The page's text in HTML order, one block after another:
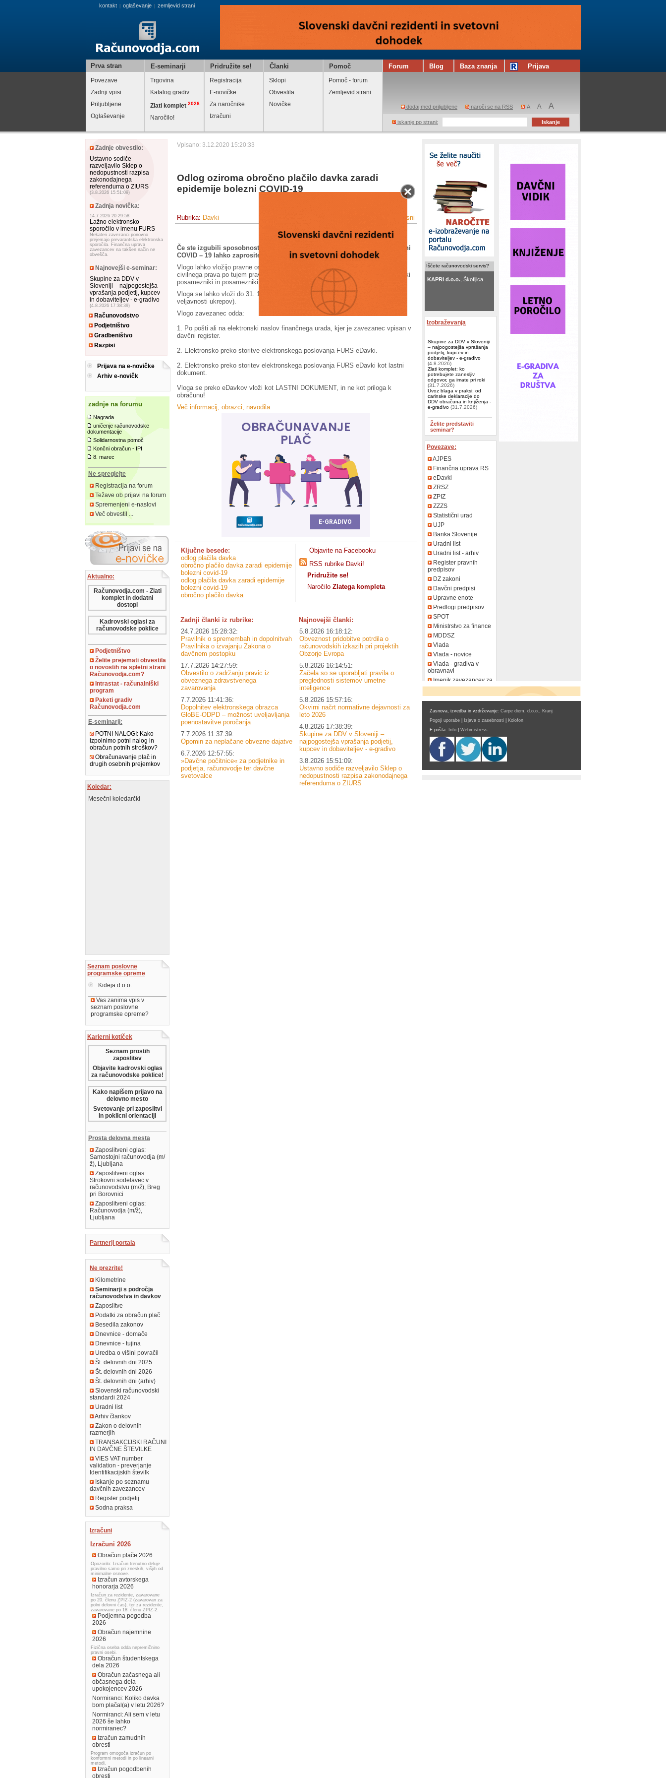
kontakt oglaševanje zemljevid strani
Prva stran E-seminarji Pridružite se! Članki Pomoč Forum Blog Baza znanja Prijava
Povezave
Zadnji vpisi
Priljubljene
Oglaševanje
Trgovina
Katalog gradiv
Zlati komplet 2026
Naročilo!
Registracija
E-novičke
Za naročnike
Izračuni
Sklopi
Obvestila
Novičke
Pomoč - forum
Zemljevid strani
dodaj med priljubljene naroči se na RSS A A A
iskanje po strani:
Zadnje obvestilo:
Ustavno sodiče
razveljavilo Sklep o
nedopustnosti razpisa
zakonodajnega
referenduma o ZIURS
(3.8.2026 15:51:09)
Zadnja novička:
14.7.2026 20:29:58
Lažno elektronsko
sporočilo v imenu FURS
Nekateri zavezanci ponovno
prejemajo prevarantska elektronska
sporočila. Finančna uprava
zavezancev na takšen način ne
obvešča.
Najnovejši e-seminar:
Skupine za DDV v
Sloveniji – najpogostejša
vprašanja podjetij, kupcev
in dobaviteljev - e-gradivo
(4.8.2026 17:38:39)
Računovodstvo
Podjetništvo
Gradbeništvo
Razpisi
Prijava na e-novičke
Arhiv e-novičk
zadnje na forumu
Nagrada
uničenje računovodske
dokumentacije
Solidarnostna pomoč
Končni obračun - IPI
8. marec
Ne spreglejte
Registracija na forum
Težave ob prijavi na forum
Spremenjeni e-naslovi
Več obvestil ...
Aktualno:
Računovodja.com - Zlati
komplet in dodatni
dostopi
Kadrovski oglasi za
računovodske poklice
Podjetništvo
Želite prejemati obvestila
o novostih na spletni strani
Računovodja.com?
Intrastat - računalniški
program
Paketi gradiv
Računovodja.com
E-seminarji:
POTNI NALOGI: Kako
izpolnimo potni nalog in
obračun potnih stroškov?
Obračunavanje plač in
drugih osebnih prejemkov
Koledar:
Mesečni koledarčki
Seznam poslovne
programske opreme
Kideja d.o.o.
Vas zanima vpis v
seznam poslovne
programske opreme?
Karierni kotiček
Seznam prostih
zaposlitev
Objavite kadrovski oglas
za računovodske poklice!
Kako napišem prijavo na
delovno mesto
Svetovanje pri zaposlitvi
in poklicni orientaciji
Prosta delovna mesta
Zaposlitveni oglas:
Samostojni računovodja (m/
ž), Ljubljana
Zaposlitveni oglas:
Strokovni sodelavec v
računovodstvu (m/ž), Breg
pri Borovnici
Zaposlitveni oglas:
Računovodja (m/ž),
Ljubljana
Partnerji portala
Ne prezrite!
Kilometrine
Seminarji s področja
računovodstva in davkov
Zaposlitve
Podatki za obračun plač
Besedila zakonov
Dnevnice - domače
Dnevnice - tujina
Uredba o višini povračil
Št. delovnih dni 2025
Št. delovnih dni 2026
Št. delovnih dni (arhiv)
Slovenski računovodski
standardi 2024
Uradni list
Arhiv člankov
Zakon o delovnih
razmerjih
TRANSAKCIJSKI RAČUNI
IN DAVČNE ŠTEVILKE
VIES VAT number
validation - preverjanje
Identifikacijskih številk
Iskanje po seznamu
davčnih zavezancev
Register podjetij
Sodna praksa
Izračuni
Izračuni 2026
Obračun plače 2026
Opozorilo: Izračun trenutno deluje
pravilno samo pri zneskih, višjih od
minimalne osnove.
Izračun avtorskega
honorarja 2026
Izračun za rezidente, zavarovane
po 20. členu ZPIZ-2 (zavarovan za
polni delovni čas), ter za rezidente,
zavarovane po 18. členu ZPIZ-2.
Podjemna pogodba
2026
Obračun najemnine
2026
Fizična oseba odda nepremičnino
pravni osebi.
Obračun študentskega
dela 2026
Obračun začasnega ali
občasnega dela
upokojencev 2026
Normiranci: Koliko davka
bom plačal(a) v letu 2026?
Normiranci: Ali sem v letu
2026 še lahko
normiranec?
Izračun zamudnih
obresti
Program omogoča izračun po
konformni metodi in po linearni
metodi.
Izračun pogodbenih
obresti
Vpisano: 3.12.2020 15:20:33
Odlog oziroma obročno plačilo davka zaradi
epidemije bolezni COVID-19
Rubrika: Davki Natisni
Če ste izgubili sposobnost pridobivanja prihodkov zaradi epidemije bolezni
COVID – 19 lahko zaprosite za odlog oziroma obročno plačilo dajatev.
Vlogo lahko vložijo pravne osebe oziroma združenje oseb, vključno z družbo
civilnega prava po tujem pravu, ki je brez pravne osebnosti; samostojni podjetniki
posamezniki in posamezniki, ki samostojno opravljajo dejavnost.
Vloga se lahko vloži do 31. 12. 2020 (v primeru podaljšanja, do prenehanja
veljavnosti ukrepov).
Vlogo zavezanec odda:
1. Po pošti ali na elektronski naslov finančnega urada, kjer je zavezanec vpisan v
davčni register.
2. Elektronsko preko storitve elektronskega poslovanja FURS eDavki.
2. Elektronsko preko storitev elektronskega poslovanja FURS eDavki kot lastni
dokument.
Vloga se preko eDavkov vloži kot LASTNI DOKUMENT, in ne kot priloga k
obračunu!
Več informacij, obrazci, navodila
Ključne besede:
odlog plačila davka
obročno plačilo davka zaradi epidemije
bolezni covid-19
odlog plačila davka zaradi epidemije
bolezni covid-19
obročno plačilo davka
Objavite na Facebooku
RSS rubrike Davki!
Pridružite se!
Naročilo Zlatega kompleta
Zadnji članki iz rubrike:
24.7.2026 15:28:32:
Pravilnik o spremembah in dopolnitvah
Pravilnika o izvajanju Zakona o
davčnem postopku
17.7.2026 14:27:59:
Obvestilo o zadržanju pravic iz
obveznega zdravstvenega
zavarovanja
7.7.2026 11:41:36:
Dopolnitev elektronskega obrazca
GloBE-ODPD – možnost uveljavljanja
poenostavitve poročanja
7.7.2026 11:37:39:
Opomin za neplačane obvezne dajatve
6.7.2026 12:57:55:
»Davčne počitnice« za podjetnike in
podjetja, računovodje ter davčne
svetovalce
Najnovejši članki:
5.8.2026 16:18:12:
Obveznost pridobitve potrdila o
računovodskih izkazih pri projektih
Obzorje Evropa
5.8.2026 16:14:51:
Začela so se uporabljati pravila o
preglednosti sistemov umetne
inteligence
5.8.2026 15:57:16:
Okvirni načrt normativne dejavnosti za
leto 2026
4.8.2026 17:38:39:
Skupine za DDV v Sloveniji –
najpogostejša vprašanja podjetij,
kupcev in dobaviteljev - e-gradivo
3.8.2026 15:51:09:
Ustavno sodiče razveljavilo Sklep o
nedopustnosti razpisa zakonodajnega
referenduma o ZIURS
Iščete računovodski servis?
KAPRI d.o.o. , Škofljica
Izobraževanja
Skupine za DDV v Sloveniji
– najpogostejša vprašanja
podjetij, kupcev in
dobaviteljev - e-gradivo
(4.8.2026)
Zlati komplet: ko
potrebujete zanesljiv
odgovor, ga imate pri roki
(31.7.2026)
Uvoz blaga v praksi: od
carinske deklaracije do
DDV obračuna in knjiženja -
e-gradivo (31.7.2026)
Želite predstaviti
seminar?
Povezave:
AJPES
Finančna uprava RS
eDavki
ZRSZ
ZPIZ
ZZZS
Statistični urad
UJP
Banka Slovenije
Uradni list
Uradni list - arhiv
Register pravnih
predpisov
DZ zakoni
Davčni predpisi
Upravne enote
Predlogi predpisov
SPOT
Ministrstvo za finance
MDDSZ
Vlada
Vlada - novice
Vlada - gradiva v
obravnavi
Imenik zavezancev za
DDV
Zasnova, izvedba in vzdrževanje: Carpe diem, d.o.o., Kranj
Pogoji uporabe
Izjava o zasebnosti
Kolofon
E-pošta:
Info Webmistress